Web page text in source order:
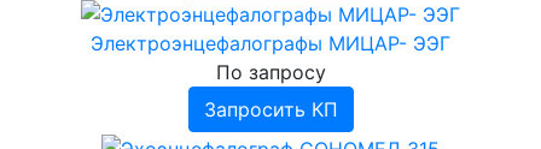
Электроэнцефалографы МИЦАР- ЭЭГ
По запросу
Запросить КП